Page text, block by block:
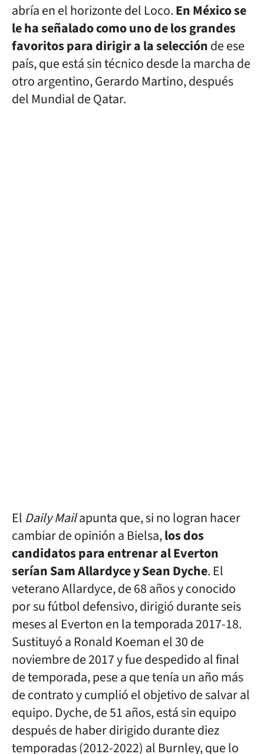
abría en el horizonte del Loco.En México se
le ha señalado como uno de los grandes
favoritos para dirigir a la selecciónde ese
país, que está sin técnico desde la marcha de
otro argentino, Gerardo Martino, después
del Mundial de Qatar.
El Daily Mailapunta que, si no logran hacer
cambiar de opinión a Bielsa,los dos
candidatos para entrenar al Everton
serían Sam Allardyce y Sean Dyche. El
veterano Allardyce, de 68 años y conocido
por su fútbol defensivo, dirigió durante seis
meses al Everton en la temporada 2017-18.
Sustituyó a Ronald Koeman el 30 de
noviembre de 2017 y fue despedido al final
de temporada, pese a que tenía un año más
de contrato y cumplió el objetivo de salvar al
equipo. Dyche, de 51 años, está sin equipo
después de haber dirigido durante diez
temporadas (2012-2022) al Burnley, que lo